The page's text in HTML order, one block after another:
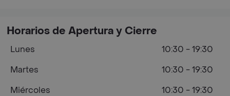
Horarios de Apertura y Cierre
Lunes
10:30 - 19:30
Martes
10:30 - 19:30
Miércoles
10:30 - 19:30